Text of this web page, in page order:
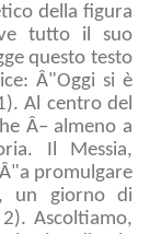
della figura
tutto il suo
questo testo
Â"Oggi si è
Al centro del
Â– almeno a
Il Messia,
promulgare
un giorno di
Ascoltiamo,